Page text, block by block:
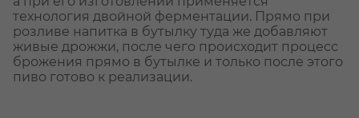
технология двойной ферментации. Прямо при
розливе напитка в бутылку туда же добавляют
живые дрожжи, после чего происходит процесс
брожения прямо в бутылке и только после этого
пиво готово к реализации.